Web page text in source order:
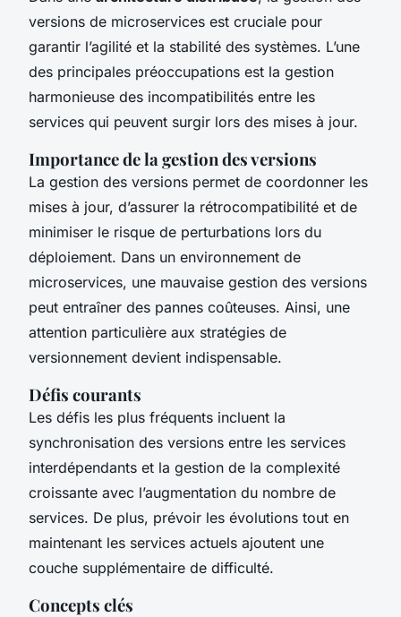
versions de microservices est cruciale pour
garantir l’agilité et la stabilité des systèmes. L’une
des principales préoccupations est la gestion
harmonieuse des incompatibilités entre les
services qui peuvent surgir lors des mises à jour.
Importance de la gestion des versions
La gestion des versions permet de coordonner les
mises à jour, d’assurer la rétrocompatibilité et de
minimiser le risque de perturbations lors du
déploiement. Dans un environnement de
microservices, une mauvaise gestion des versions
peut entraîner des pannes coûteuses. Ainsi, une
attention particulière aux stratégies de
versionnement devient indispensable.
Défis courants
Les défis les plus fréquents incluent la
synchronisation des versions entre les services
interdépendants et la gestion de la complexité
croissante avec l’augmentation du nombre de
services. De plus, prévoir les évolutions tout en
maintenant les services actuels ajoutent une
couche supplémentaire de difficulté.
Concepts clés